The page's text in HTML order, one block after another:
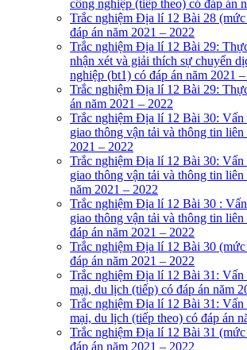
công nghiệp (tiếp theo) có đáp án
Trắc nghiệm Địa lí 12 Bài 28
đáp án năm 2021 – 2022
Trắc nghiệm Địa lí 12 Bài 29:
nhận xét và giải thích sự chuyển
nghiệp (bt1) có đáp án năm 2021
Trắc nghiệm Địa lí 12 Bài 29:
án năm 2021 – 2022
Trắc nghiệm Địa lí 12 Bài 30: Vấn
giao thông vận tải và thông tin liên
2021 – 2022
Trắc nghiệm Địa lí 12 Bài 30: Vấn
giao thông vận tải và thông tin liên
năm 2021 – 2022
Trắc nghiệm Địa lí 12 Bài 30 :
giao thông vận tải và thông tin
đáp án năm 2021 – 2022
Trắc nghiệm Địa lí 12 Bài 30
đáp án năm 2021 – 2022
Trắc nghiệm Địa lí 12 Bài 31: Vấn
mại, du lịch (tiếp) có đáp án năm
Trắc nghiệm Địa lí 12 Bài 31: Vấn
mại, du lịch (tiếp theo) có đáp án
Trắc nghiệm Địa lí 12 Bài 31
đáp án năm 2021 – 2022